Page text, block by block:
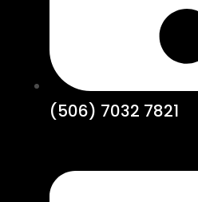
(506) 7032 7821